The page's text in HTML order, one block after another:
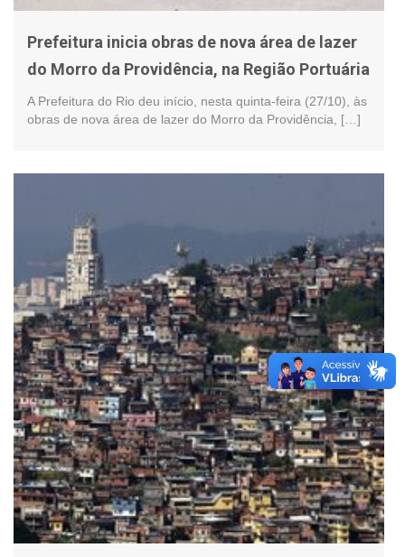
Prefeitura inicia obras de nova área de lazer
do Morro da Providência, na Região Portuária
A Prefeitura do Rio deu início, nesta quinta-feira (27/10), às
obras de nova área de lazer do Morro da Providência, […]